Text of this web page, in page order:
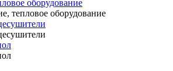
оборудование
тепловое оборудование